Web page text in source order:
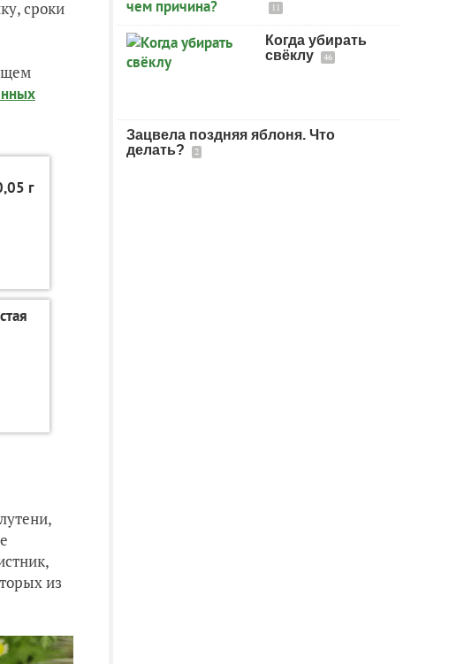
сроки
г
из
11
Когда убирать
свёклу
46
Зацвела поздняя яблоня. Что
делать?
2